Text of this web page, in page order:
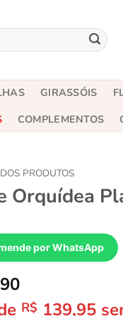
GIRASSÓIS
COMPLEMENTOS
PRODUTOS
Orquídea
por WhatsApp
R$ 139,95